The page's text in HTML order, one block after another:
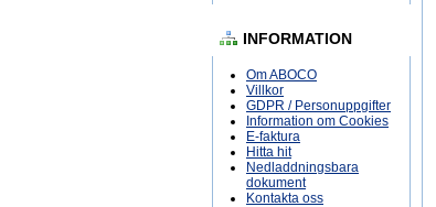
INFORMATION
Om ABOCO
Villkor
GDPR / Personuppgifter
Information om Cookies
E-faktura
Hitta hit
Nedladdningsbara
dokument
Kontakta oss